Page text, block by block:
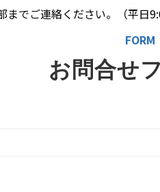
でご連絡ください。（平日
FORM
お問合せ